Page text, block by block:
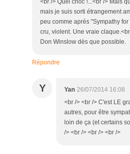
<br /> Quel choc !...<br /> Mais
mais je suis sorti étrangement
peu comme après "Sympathy
cru, violent. Une vraie
Don Winslow dès que possible.
Répondre
Y Yan 26/07/2014 16:08
<br /> <br /> C'est LE
autres, pour être
loin de ça (et certains
/> <br /> <br /> <br />